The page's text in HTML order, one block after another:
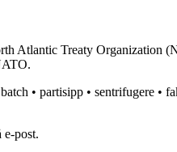
Atlantic Treaty Organization
batch • partisipp • sentrifugere •
e-post.